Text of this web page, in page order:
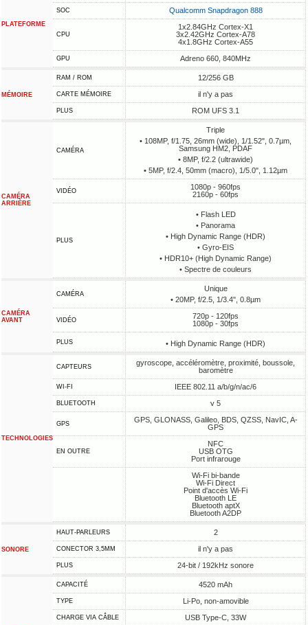
PLATEFORME
SOC Qualcomm Snapdragon 888
CPU
1x2.84GHz Cortex-X1
3x2.42GHz Cortex-A78
4x1.8GHz Cortex-A55
GPU Adreno 660, 840MHz
MÉMOIRE
RAM / ROM 12/256 GB
CARTE MÉMOIRE il n'y a pas
PLUS ROM UFS 3.1
CAMÉRA
ARRIÈRE
CAMÉRA
Triple
• 108MP, f/1.75, 26mm (wide), 1/1.52", 0.7µm,
Samsung HM2, PDAF
• 8MP, f/2.2 (ultrawide)
• 5MP, f/2.4, 50mm (macro), 1/5.0", 1.12µm
VIDÉO
1080p - 960fps
2160p - 60fps
PLUS
• Flash LED
• Panorama
• High Dynamic Range (HDR)
• Gyro-EIS
• HDR10+ (High Dynamic Range)
• Spectre de couleurs
CAMÉRA
AVANT
CAMÉRA
Unique
• 20MP, f/2.5, 1/3.4", 0.8µm
VIDÉO
720p - 120fps
1080p - 30fps
PLUS • High Dynamic Range (HDR)
TECHNOLOGIES
CAPTEURS
gyroscope, accéléromètre, proximité, boussole,
baromètre
WI-FI IEEE 802.11 a/b/g/n/ac/6
BLUETOOTH v 5
GPS
GPS, GLONASS, Galileo, BDS, QZSS, NavIC, A-
GPS
EN OUTRE
NFC
USB OTG
Port infrarouge
Wi-Fi bi-bande
Wi-Fi Direct
Point d'accès Wi-Fi
Bluetooth LE
Bluetooth aptX
Bluetooth A2DP
SONORE
HAUT-PARLEURS 2
CONECTOR 3,5MM il n'y a pas
PLUS 24-bit / 192kHz sonore
CAPACITÉ 4520 mAh
TYPE Li-Po, non-amovible
CHARGE VIA CÂBLE USB Type-C, 33W